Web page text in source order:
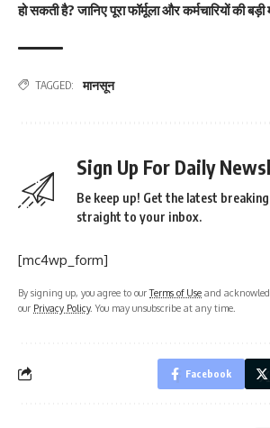
हो सकती है? जानिए पूरा फॉर्मूला और कर्मचारियों की बड़ी
TAGGED: मानसून
Sign Up For Daily
Be keep up! Get the latest
straight to your inbox.
[mc4wp_form]
By signing up, you agree to ourTerms of Use and
our Privacy Policy. You may unsubscribe at any time.
Facebook